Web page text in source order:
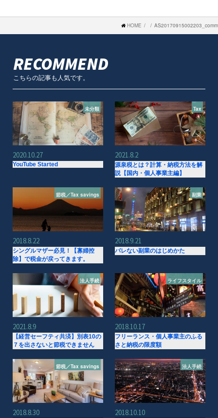
HOME AS20170915002203_comm
RECOMMEND
こちらの記事も人気です。
未分類
2020.10.27
YouTube Started
Tax
2021.8.2
源泉税とは？計算・納税方法を解
説【国内・個人事業主編】
節税／Tax savings
2018.8.22
シングルマザー必見！【寡婦控
除】で税金が戻ってきます。
副業
2018.9.21
バレない副業のはじめかた
法人手続
2021.8.9
【経営セーフティ共済】別表10の
７を出さないと節税できません
ライフスタイル
2018.10.17
フリーランス・個人事業主のふる
さと納税の限度額
節税／Tax savings
2018.8.30
法人手続
2018.10.10